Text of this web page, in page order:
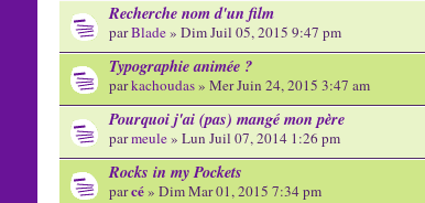
Recherche nom d'un film
parBlade» Dim Juil 05, 2015 9:47 pm
Typographie animée ?
parkachoudas» Mer Juin 24, 2015 3:47 am
Pourquoi j'ai (pas) mangé mon père
parmeule» Lun Juil 07, 2014 1:26 pm
Rocks in my Pockets
parcé» Dim Mar 01, 2015 7:34 pm